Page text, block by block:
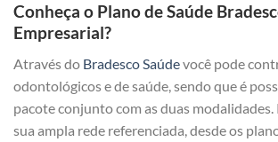
Conheça o Plano de Saúde
Empresarial?
Através do Bradesco Saúdevocê pode
odontológicos e de saúde, sendo que é
pacote conjunto com as duas
sua ampla rede referenciada, desde os